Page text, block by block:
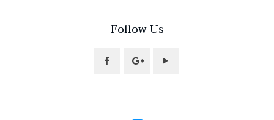
Follow Us